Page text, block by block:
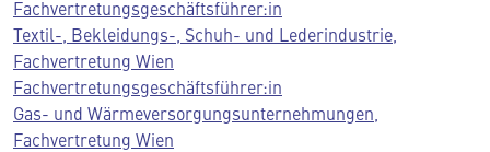
Fachvertretungsgeschäftsführer:in
Textil-, Bekleidungs-, Schuh- und Lederindustrie,
Fachvertretung Wien
Fachvertretungsgeschäftsführer:in
Gas- und Wärmeversorgungsunternehmungen,
Fachvertretung Wien